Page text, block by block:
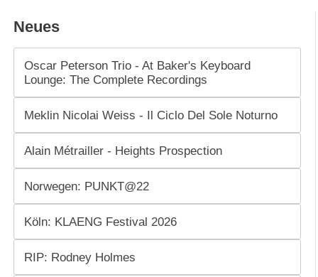
Neues
Oscar Peterson Trio - At Baker's Keyboard
Lounge: The Complete Recordings
Meklin Nicolai Weiss - Il Ciclo Del Sole Noturno
Alain Métrailler - Heights Prospection
Norwegen: PUNKT@22
Köln: KLAENG Festival 2026
RIP: Rodney Holmes